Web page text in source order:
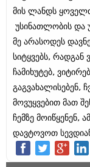
მის ლანდს
უსინათლობის და
მე არასოდეს
სიტყვებს, რადგან
ჩამიხუტებ,
გაგვახალისებენ,
მოვუყვებით მათ
ჩემზე მოიწყენენ,
დავტოვოთ